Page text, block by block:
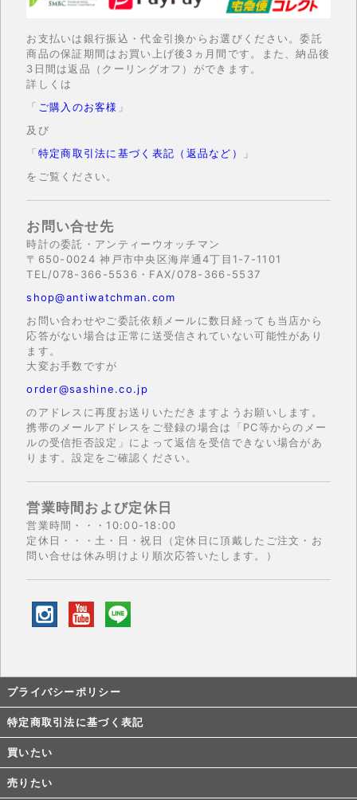
お支払いは銀行振込・代金引換からお選びください。委託
商品の保証期間はお買い上げ後3ヵ月間です。また、納品後
3日間は返品（クーリングオフ）ができます。
詳しくは
「 ご購入のお客様 」
及び
「特定商取引法に基づく表記（返品など）
」
をご覧ください。
お問い合せ先
時計の委託・アンティーウオッチマン
〒650-0024 神戸市中央区海岸通4丁目1-7-1101
TEL/078-366-5536・FAX/078-366-5537
shop@antiwatchman.com
お問い合わせやご委託依頼メールに数日経っても当店から
応答がない場合は正常に送受信されていない可能性があり
ます。
大変お手数ですが
order@sashine.co.jp
のアドレスに再度お送りいただきますようお願いします。
携帯のメールアドレスをご登録の場合は「PC等からのメー
ルの受信拒否設定」によって返信を受信できない場合があ
ります。設定をご確認ください。
営業時間および定休日
営業時間・・・10:00-18:00
定休日・・・土・日・祝日（定休日に頂戴したご注文・お
問い合せは休み明けより順次応答いたします。）
プライバシーポリシー
特定商取引法に基づく表記
買いたい
売りたい